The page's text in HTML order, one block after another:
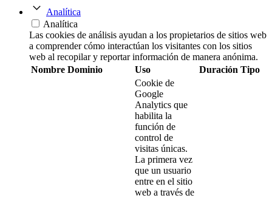
Analítica
Analítica
Las cookies de análisis ayudan a los propietarios de sitios web
a comprender cómo interactúan los visitantes con los sitios
web al recopilar y reportar información de manera anónima.
Nombre Dominio Uso Duración Tipo
Cookie de
Google
Analytics que
habilita la
función de
control de
visitas únicas.
La primera vez
que un usuario
entre en el sitio
web a través de